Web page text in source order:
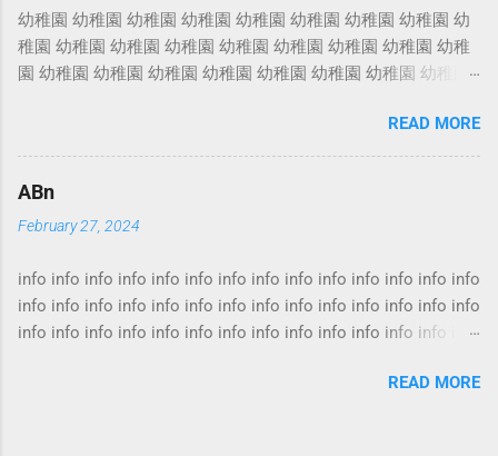
險 家居保險推介 火險 火險報價 按揭火險 火險比較 火
險最平 火險保費 家居火險 火險價錢 樓宇火險 火災險
火災保險 樓宇結構保險 投保火險需要什麼資料 若然家中發
大堂水浸，升降機亦損毀。 事面上的涉及物業的保險林林總
總，包括火險、裝修保險，家居保險等。一般讀者都會有相同
疑問：家居保險是否「全保」? 還否只保火災? 其實保險條款每
清楚，本身希望得到甚麼保障。 火險一定要買 火險按揭 火
險家居保險 火險保額 居屋火險 火險賠償計算 家居保險火
險 家居保險邊間好 家居保險漏水 火險家居保險 家居保險
比較 家居保險租客 家居保險第三者責任保險 事實上，涉及
業主要面對的，除了屋內財物損毀之餘，還有機會被業主立案
幼稚園 幼稚園 幼稚園 幼稚園 幼稚園 幼稚園 幼稚園 幼稚園 幼
稚園 幼稚園 幼稚園 幼稚園 幼稚園 幼稚園 幼稚園 幼稚園 幼稚
園 幼稚園 幼稚園 幼稚園 幼稚園 幼稚園 幼稚園 幼稚園 幼稚園
稚園 幼稚園 幼稚園 幼稚園 幼稚園 幼稚園 幼稚園 幼稚園 幼稚
園 幼稚園 幼稚園 幼稚園 幼稚園 幼稚園 幼稚園 幼稚園 幼稚園
園 幼稚園 幼稚園 幼稚園 幼稚園 幼稚園 幼稚園 幼稚園 幼稚園
稚園 幼稚園 幼稚園 幼稚園 幼稚園 幼稚園
READ MORE
ABn
February 27, 2024
info info info info info info info info info info info info info info
info info info info info info info info info info info info info info
info info info info info info info info info info info info info info
info info info info info info info info info info info info info info
READ MORE